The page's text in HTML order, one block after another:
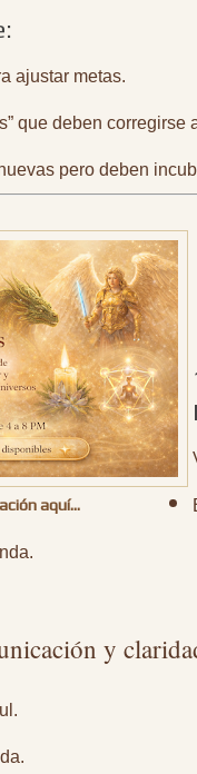
ajustar metas.
que deben corregirse
pero deben
aquí…
y